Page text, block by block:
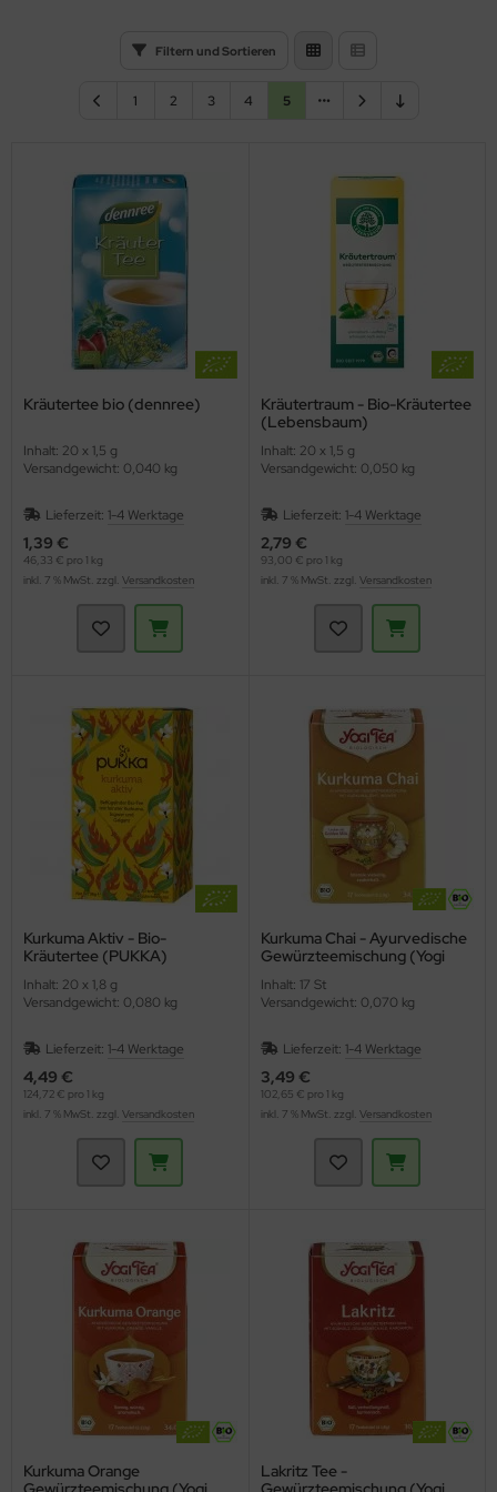
Filtern und Sortieren
1 2 3 4 5
Kräutertee bio (dennree)
Inhalt: 20 x 1,5 g
Versandgewicht: 0,040 kg
Lieferzeit: 1-4 Werktage
1,39 €
46,33 € pro 1 kg
inkl. 7 % MwSt. zzgl. Versandkosten
Kräutertraum - Bio-Kräutertee
(Lebensbaum)
Inhalt: 20 x 1,5 g
Versandgewicht: 0,050 kg
Lieferzeit: 1-4 Werktage
2,79 €
93,00 € pro 1 kg
inkl. 7 % MwSt. zzgl. Versandkosten
Kurkuma Aktiv - Bio-
Kräutertee (PUKKA)
Inhalt: 20 x 1,8 g
Versandgewicht: 0,080 kg
Lieferzeit: 1-4 Werktage
4,49 €
124,72 € pro 1 kg
inkl. 7 % MwSt. zzgl. Versandkosten
Kurkuma Chai - Ayurvedische
Gewürzteemischung (Yogi
Inhalt: 17 St
Versandgewicht: 0,070 kg
Lieferzeit: 1-4 Werktage
3,49 €
102,65 € pro 1 kg
inkl. 7 % MwSt. zzgl. Versandkosten
Kurkuma Orange
Lakritz Tee -